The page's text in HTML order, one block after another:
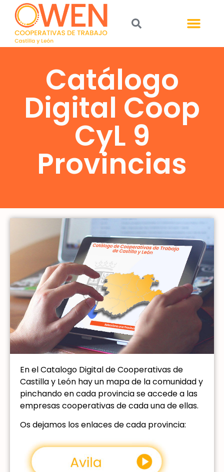
Catálogo
Digital Coop
CyL 9
Provincias
En el Catalogo Digital de Cooperativas de
Castilla y León hay un mapa de la comunidad y
pinchando en cada provincia se accede a las
empresas cooperativas de cada una de ellas.
Os dejamos los enlaces de cada provincia: